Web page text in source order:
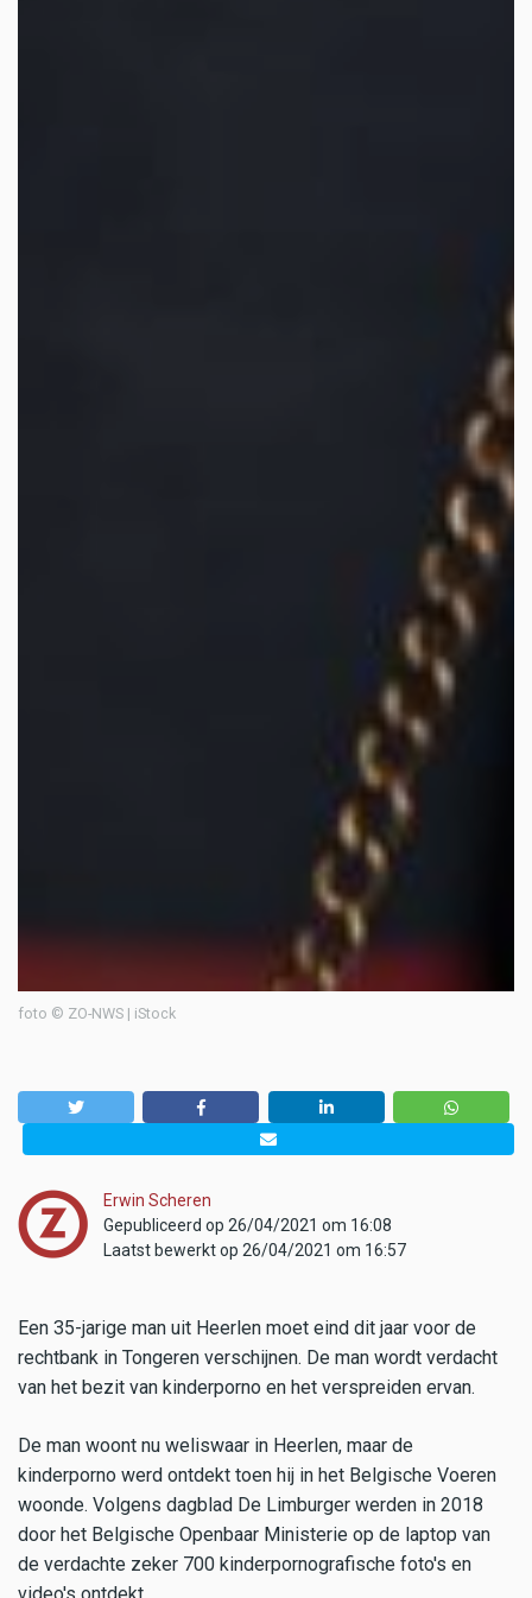
foto © ZO-NWS | iStock
Erwin Scheren
Gepubliceerd op 26/04/2021 om 16:08
Laatst bewerkt op 26/04/2021 om 16:57
Een 35-jarige man uit Heerlen moet eind dit jaar voor de
rechtbank in Tongeren verschijnen. De man wordt verdacht
van het bezit van kinderporno en het verspreiden ervan.
De man woont nu weliswaar in Heerlen, maar de
kinderporno werd ontdekt toen hij in het Belgische Voeren
woonde. Volgens dagblad De Limburger werden in 2018
door het Belgische Openbaar Ministerie op de laptop van
de verdachte zeker 700 kinderpornografische foto's en